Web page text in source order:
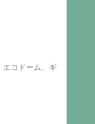
エコドーム、ギ